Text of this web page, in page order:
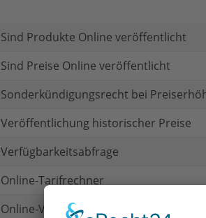
Sind Produkte Online veröffentlicht
Sind Preise Online veröffentlicht
Sonderkündigungsrecht bei
Veröffentlichung historischer Preise
Verfügbarkeitsabfrage
Online-Tarifrechner
Online-Vertragsabschluss